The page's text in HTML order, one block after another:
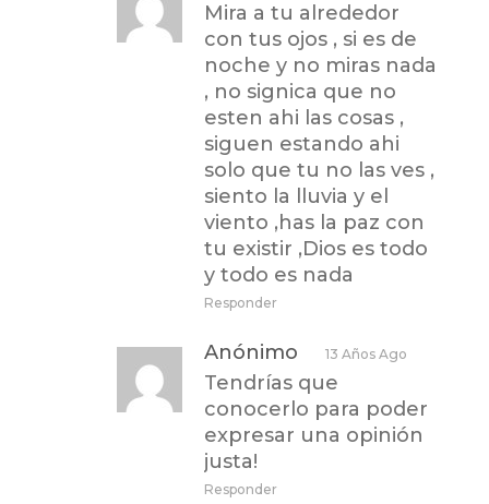
Mira a tu alrededor
con tus ojos , si es de
noche y no miras nada
, no signica que no
esten ahi las cosas ,
siguen estando ahi
solo que tu no las ves ,
siento la lluvia y el
viento ,has la paz con
tu existir ,Dios es todo
y todo es nada
Responder
Anónimo 13 Años Ago
Tendrías que
conocerlo para poder
expresar una opinión
justa!
Responder